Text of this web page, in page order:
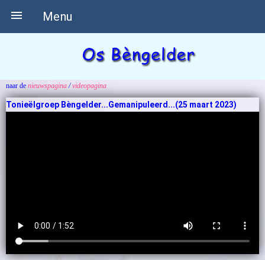
Menu

naar de nieuwspagina/videopagina
Tonieëlgroep Bèngelder...Gemanipuleerd...(25 maart 2023)